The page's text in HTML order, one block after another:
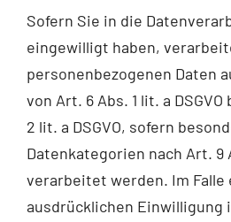
Sofern Sie in die
eingewilligt haben,
personenbezogenen Daten
von Art. 6 Abs. 1 lit. a DSGVO
2 lit. a DSGVO, sofern
Datenkategorien nach Art. 9
verarbeitet werden. Im Falle
ausdrücklichen Einwilligung